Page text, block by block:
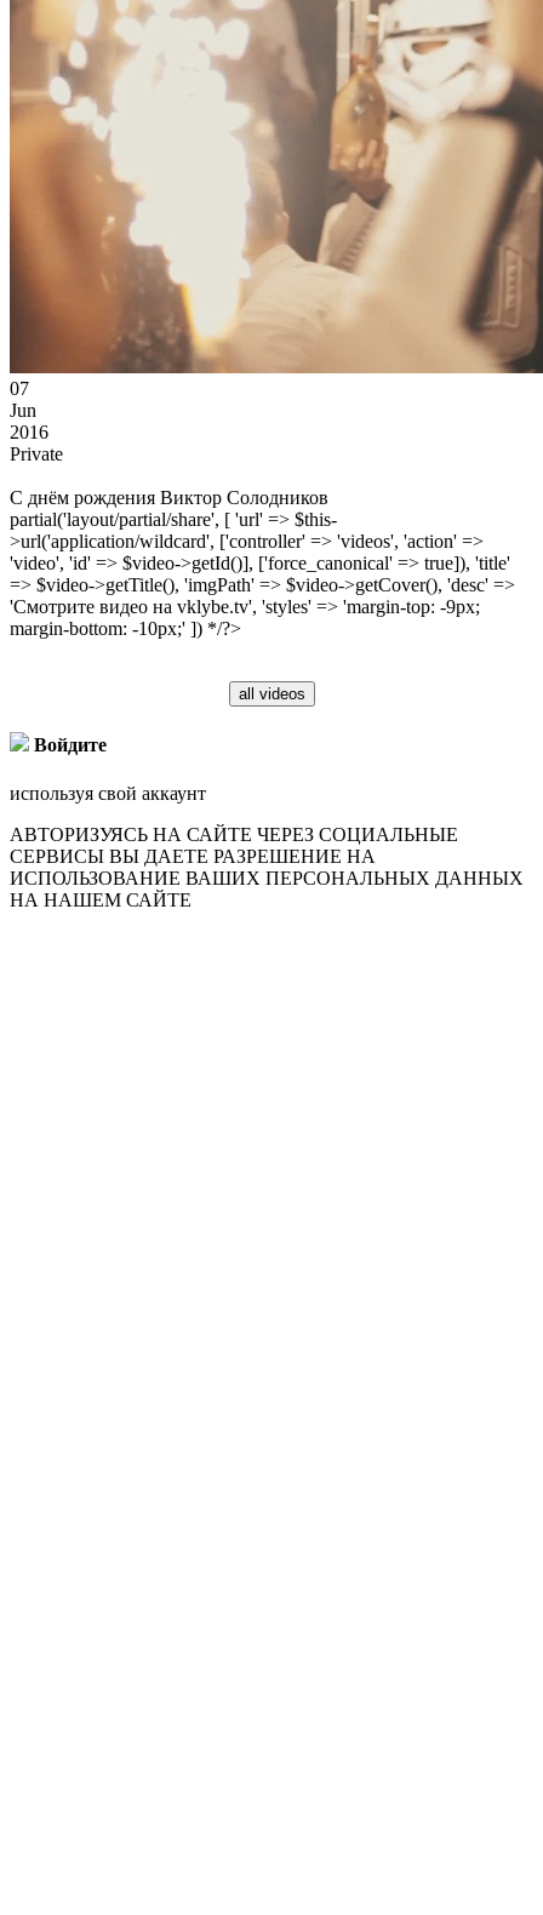
07
Jun
2016
Private
С днём рождения Виктор Солодников
partial('layout/partial/share', [ 'url' => $this-
>url('application/wildcard', ['controller' => 'videos', 'action' =>
'video', 'id' => $video->getId()], ['force_canonical' => true]), 'title'
=> $video->getTitle(), 'imgPath' => $video->getCover(), 'desc' =>
'Смотрите видео на vklybe.tv', 'styles' => 'margin-top: -9px;
margin-bottom: -10px;' ]) */?>
all videos
Войдите
используя свой аккаунт
АВТОРИЗУЯСЬ НА САЙТЕ ЧЕРЕЗ СОЦИАЛЬНЫЕ
СЕРВИСЫ ВЫ ДАЕТЕ РАЗРЕШЕНИЕ НА
ИСПОЛЬЗОВАНИЕ ВАШИХ ПЕРСОНАЛЬНЫХ ДАННЫХ
НА НАШЕМ САЙТЕ